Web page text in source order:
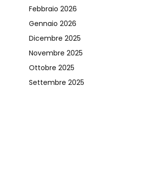
Febbraio 2026
Gennaio 2026
Dicembre 2025
Novembre 2025
Ottobre 2025
Settembre 2025